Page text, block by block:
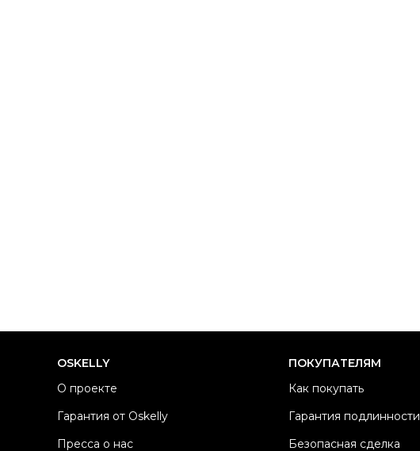
OSKELLY
О проекте
Гарантия от Oskelly
Пресса о нас
ПОКУПАТЕЛЯМ
Как покупать
Гарантия подлинности
Безопасная сделка